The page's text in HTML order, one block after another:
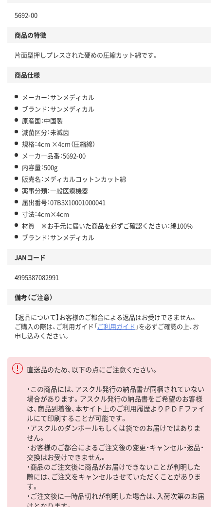
5692-00
商品の特徴
片面型押しプレスされた硬めの圧縮カット綿です。
商品仕様
メーカー：サンメディカル
ブランド：サンメディカル
原産国：中国製
滅菌区分：未滅菌
規格：4cm ×4cm（圧縮綿）
メーカー品番：5692-00
内容量：500g
販売名：メディカルコットンカット綿
薬事分類：一般医療機器
届出番号：07B3X10001000041
寸法：4cm×4cm
材質 ※お手元に届いた商品を必ずご確認ください：綿100%
ブランド：サンメディカル
JANコード
4995387082991
備考（ご注意）
【返品について】お客様のご都合による返品はお受けできません。
ご購入の際は、ご利用ガイド「ご利用ガイド 」を必ずご確認の上、お
申し込みください。
直送品のため、以下の点にご注意ください。
・この商品には、アスクル発行の納品書が同梱されていない
場合があります。アスクル発行の納品書をご希望のお客様
は、商品到着後、本サイト上のご利用履歴よりＰＤＦファイ
ルにて印刷することが可能です。
・アスクルのダンボールもしくは袋でのお届けではありま
せん。
・お客様のご都合によるご注文後の変更・キャンセル・返品・
交換はお受けできません。
・商品のご注文後に商品がお届けできないことが判明した
際には、ご注文をキャンセルさせていただくことがありま
す。
・ご注文後に一時品切れが判明した場合は、入荷次第のお届